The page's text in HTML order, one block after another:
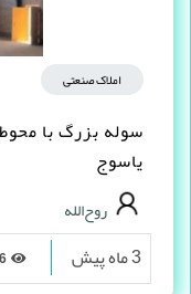
املاک صنعتی
سوله بزرگ با
یاسوج
روح‌الله
3 ماه پیش